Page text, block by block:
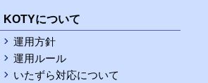
KOTYについて
運用方針
運用ルール
いたずら対応について